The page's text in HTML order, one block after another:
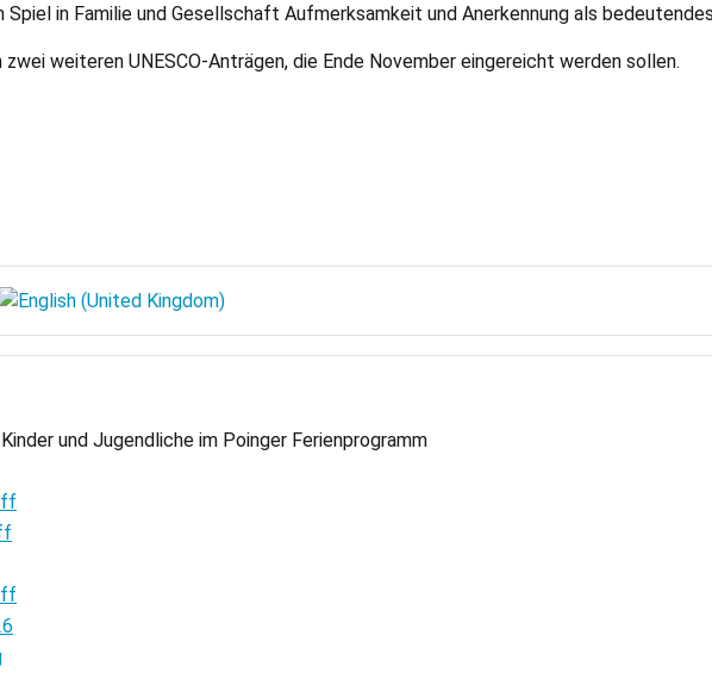
in Familie und Gesellschaft Aufmerksamkeit und Anerkennung als
weiteren UNESCO-Anträgen, die Ende November eingereicht werden sollen.
Spiele-Ausstellung in der Gemeindebücherei Aschheim
und Jugendliche im Poinger Ferienprogramm